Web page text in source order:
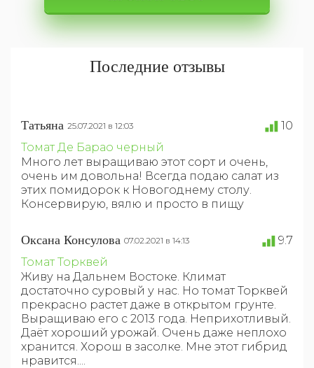
Последние отзывы
Татьяна 25.07.2021 в 12:03
10
Томат Де Барао черный
Много лет выращиваю этот сорт и очень,
очень им довольна! Всегда подаю салат из
этих помидорок к Новогоднему столу.
Консервирую, вялю и просто в пищу
Оксана Консулова 07.02.2021 в 14:13
9.7
Томат Торквей
Живу на Дальнем Востоке. Климат
достаточно суровый у нас. Но томат Торквей
прекрасно растет даже в открытом грунте.
Выращиваю его с 2013 года. Неприхотливый.
Даёт хороший урожай. Очень даже неплохо
хранится. Хорош в засолке. Мне этот гибрид
нравится....